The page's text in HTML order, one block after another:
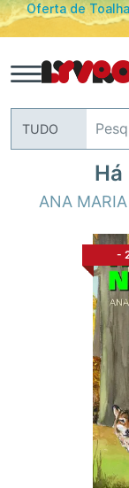
Oferta de
TUDO
Há
ANA
-